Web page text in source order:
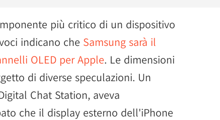
più critico di un dispositivo
indicano che Samsung sarà il
OLED per Apple. Le dimensioni
di diverse speculazioni. Un
Chat Station, aveva
che il display esterno dell'iPhone